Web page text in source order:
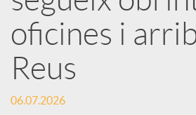
x
e
oficines i
Reus
06.07.2026